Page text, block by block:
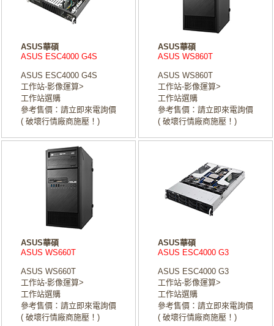
ASUS華碩
ASUS ESC4000 G4S
ASUS ESC4000 G4S
工作站-影像運算>
工作站選購
參考售價：請立即來電詢價
( 破壞行情廠商施壓！)
ASUS華碩
ASUS WS860T
ASUS WS860T
工作站-影像運算>
工作站選購
參考售價：請立即來電詢價
( 破壞行情廠商施壓！)
ASUS華碩
ASUS WS660T
ASUS WS660T
工作站-影像運算>
工作站選購
參考售價：請立即來電詢價
( 破壞行情廠商施壓！)
ASUS華碩
ASUS ESC4000 G3
ASUS ESC4000 G3
工作站-影像運算>
工作站選購
參考售價：請立即來電詢價
( 破壞行情廠商施壓！)